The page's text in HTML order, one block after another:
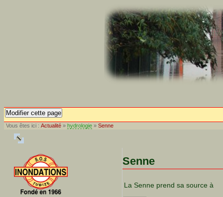
Modifier cette page
Vous êtes ici : Actualité » hydrologie » Senne
Senne
La Senne prend sa source à